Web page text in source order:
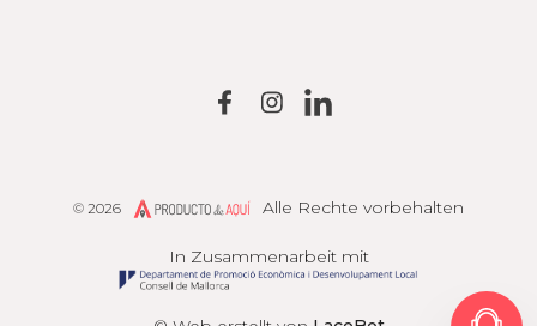
In Zusammenarbeit mit
© 2026 Producto de AquíAlle Rechte vorbehalten